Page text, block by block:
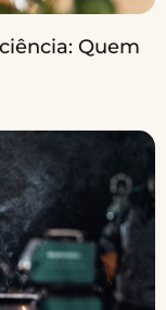
Quem